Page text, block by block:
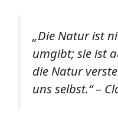
„Die Natur ist
umgibt; sie ist
die Natur
uns selbst.“ –